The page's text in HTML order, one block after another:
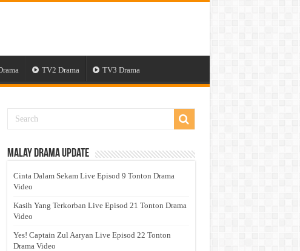
TV2 Drama TV3 Drama
Malay Drama Update
Cinta Dalam Sekam Live Episod 9 Tonton Drama
Video
Kasih Yang Terkorban Live Episod 21 Tonton Drama
Video
Yes! Captain Zul Aaryan Live Episod 22 Tonton
Drama Video